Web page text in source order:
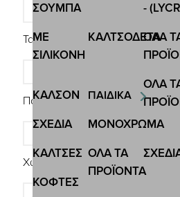
Ταχ. κωδικός *
Πόλη *
Χώρα *
-
ΣΟΥΜΠΑ
ΟΛΑ
ΚΑΛΤΣΟΔΕΤΑ
ΜΕ
ΣΙΛΙΚΟΝΗ
ΟΛΑ
ΠΑΙΔΙΚΑ
ΚΑΛΣΟΝ
ΜΟΝΟΧΡΩΜΑ
ΣΧΕΔΙΑ
ΟΛΑ ΤΑ
ΠΡΟΪΟΝΤΑ
ΚΑΛΤΣΕΣ
ΚΟΦΤΕΣ